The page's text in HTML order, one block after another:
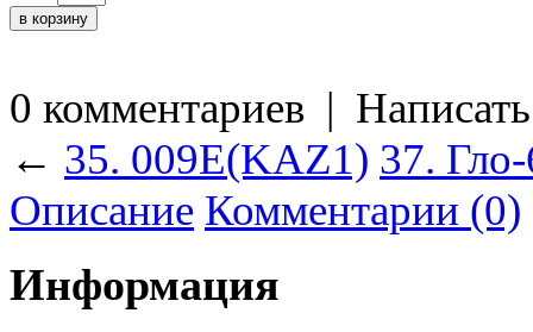
0 комментариев |
← 35. 009Е(KAZ1) 37.
Описание Комментарии (0)
Информация